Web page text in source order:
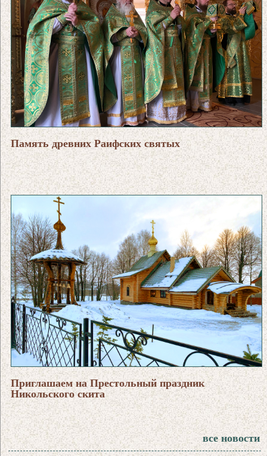
Память древних Раифских святых
Приглашаем на Престольный праздник
Никольского скита
все новости